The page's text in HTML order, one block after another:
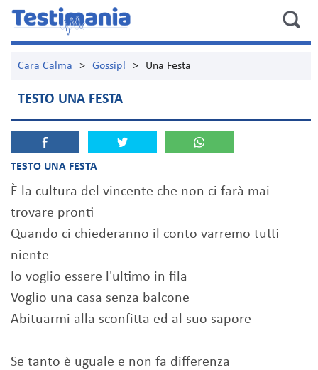
Cara Calma > Gossip! > Una Festa
TESTO UNA FESTA
TESTO UNA FESTA
È la cultura del vincente che non ci farà mai
trovare pronti
Quando ci chiederanno il conto varremo tutti
niente
Io voglio essere l'ultimo in fila
Voglio una casa senza balcone
Abituarmi alla sconfitta ed al suo sapore
Se tanto è uguale e non fa differenza